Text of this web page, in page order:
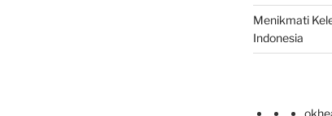
Menikmati
Indonesia